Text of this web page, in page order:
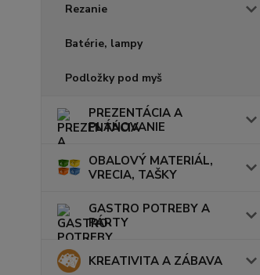
Rezanie
Batérie, lampy
Podložky pod myš
PREZENTÁCIA A
PLÁNOVANIE
OBALOVÝ MATERIÁL,
VRECIA, TAŠKY
GASTRO POTREBY A
PÁRTY
KREATIVITA A ZÁBAVA